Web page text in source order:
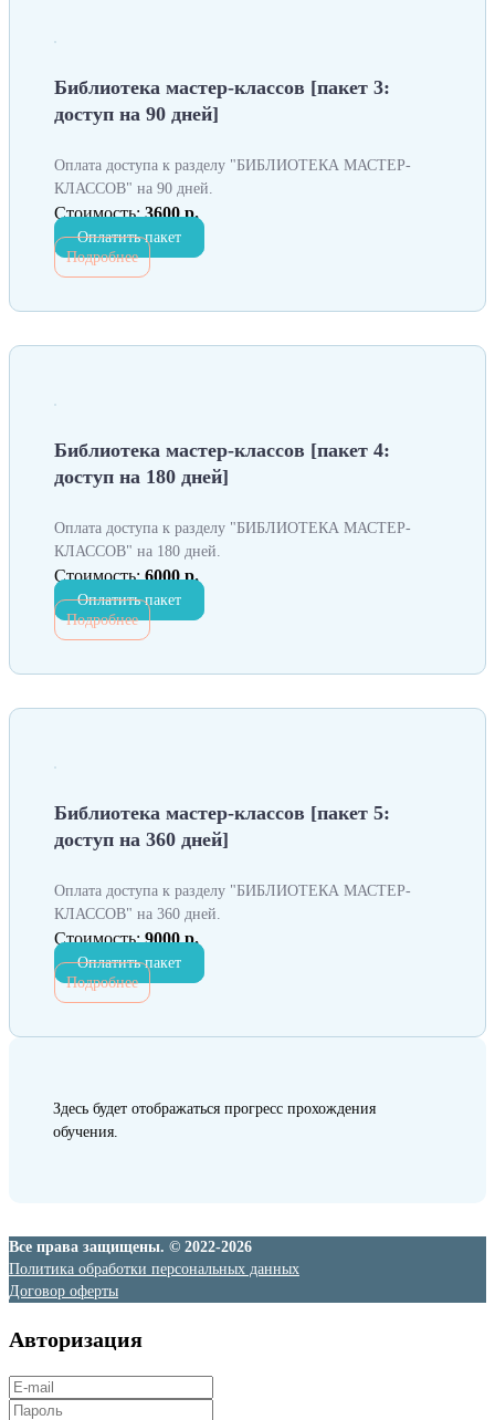
Библиотека мастер-классов [пакет 3:
доступ на 90 дней]
Оплата доступа к разделу "БИБЛИОТЕКА МАСТЕР-
КЛАССОВ" на 90 дней.
Стоимость: 3600 р.
Оплатить пакет
Подробнее
Библиотека мастер-классов [пакет 4:
доступ на 180 дней]
Оплата доступа к разделу "БИБЛИОТЕКА МАСТЕР-
КЛАССОВ" на 180 дней.
Стоимость: 6000 р.
Оплатить пакет
Подробнее
Библиотека мастер-классов [пакет 5:
доступ на 360 дней]
Оплата доступа к разделу "БИБЛИОТЕКА МАСТЕР-
КЛАССОВ" на 360 дней.
Стоимость: 9000 р.
Оплатить пакет
Подробнее
Здесь будет отображаться прогресс прохождения
обучения.
Все права защищены. © 2022-2026
Политика обработки персональных данных
Договор оферты
Авторизация